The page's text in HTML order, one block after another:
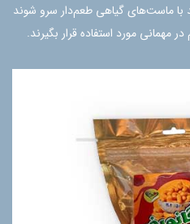
با ماست‌های گیاهی طعم‌دار سرو شوند
مورد استفاده قرار بگیرند.